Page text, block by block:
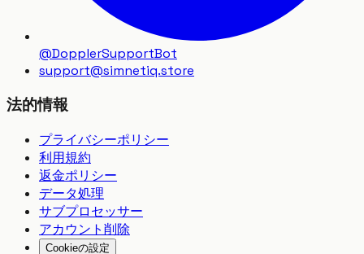
@DopplerSupportBot
support@simnetiq.store
法的情報
プライバシーポリシー
利用規約
返金ポリシー
データ処理
サブプロセッサー
アカウント削除
Cookieの設定